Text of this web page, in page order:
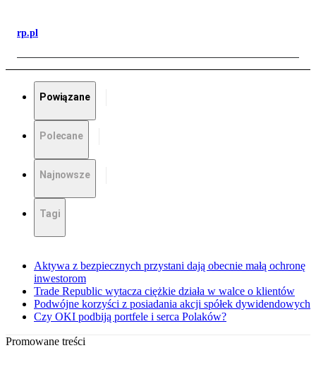
rp.pl
Powiązane
Polecane
Najnowsze
Tagi
Aktywa z bezpiecznych przystani dają obecnie małą ochronę
inwestorom
Trade Republic wytacza ciężkie działa w walce o klientów
Podwójne korzyści z posiadania akcji spółek dywidendowych
Czy OKI podbiją portfele i serca Polaków?
Promowane treści